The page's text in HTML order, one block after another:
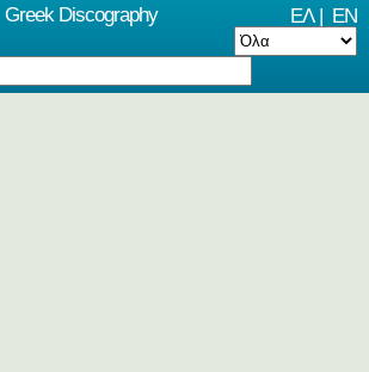
ΕΛ| EN
Greek Discography